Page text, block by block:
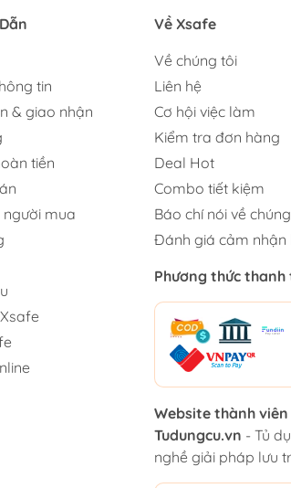
tin
& giao nhận
tiền
người mua
Về Xsafe
Về chúng tôi
Liên hệ
Cơ hội việc làm
Kiểm tra đơn hàng
Deal Hot
Combo tiết kiệm
Báo chí nói về
Đánh giá cảm nhận
Phương thức thanh
Website thành viên
Tudungcu.vn - Tủ
nghề giải pháp lưu